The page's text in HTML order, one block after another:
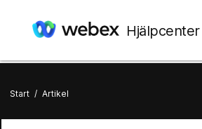
Hjälpcenter
Start / Artikel